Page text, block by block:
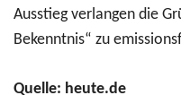
Ausstieg verlangen die
Bekenntnis“ zu
Quelle: heute.de